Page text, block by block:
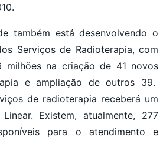
também está desenvolvendo o
Serviços de Radioterapia, com
milhões na criação de 41 novos
e ampliação de outros 39.
de radioterapia receberá um
Existem, atualmente, 277
para o atendimento e